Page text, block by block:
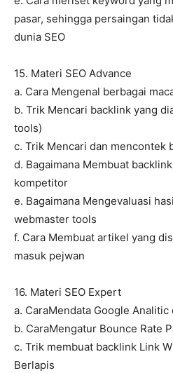
pasar, sehingga persaingan
dunia SEO
15. Materi SEO Advance
a. Cara Mengenal berbagai
b. Trik Mencari backlink yang
tools)
c. Trik Mencari dan mencontek
d. Bagaimana Membuat
kompetitor
e. Bagaimana Mengevaluasi
webmaster tools
f. Cara Membuat artikel yang
masuk pejwan
16. Materi SEO Expert
a. CaraMendata Google Analitic
b. CaraMengatur Bounce Rate
c. Trik membuat backlink Link
Berlapis